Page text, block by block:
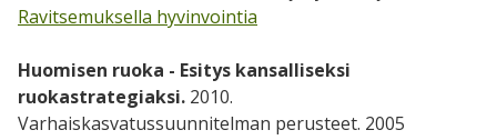
Ravitsemuksella hyvinvointia
Huomisen ruoka - Esitys kansalliseksi
ruokastrategiaksi. 2010.
Varhaiskasvatussuunnitelman perusteet. 2005